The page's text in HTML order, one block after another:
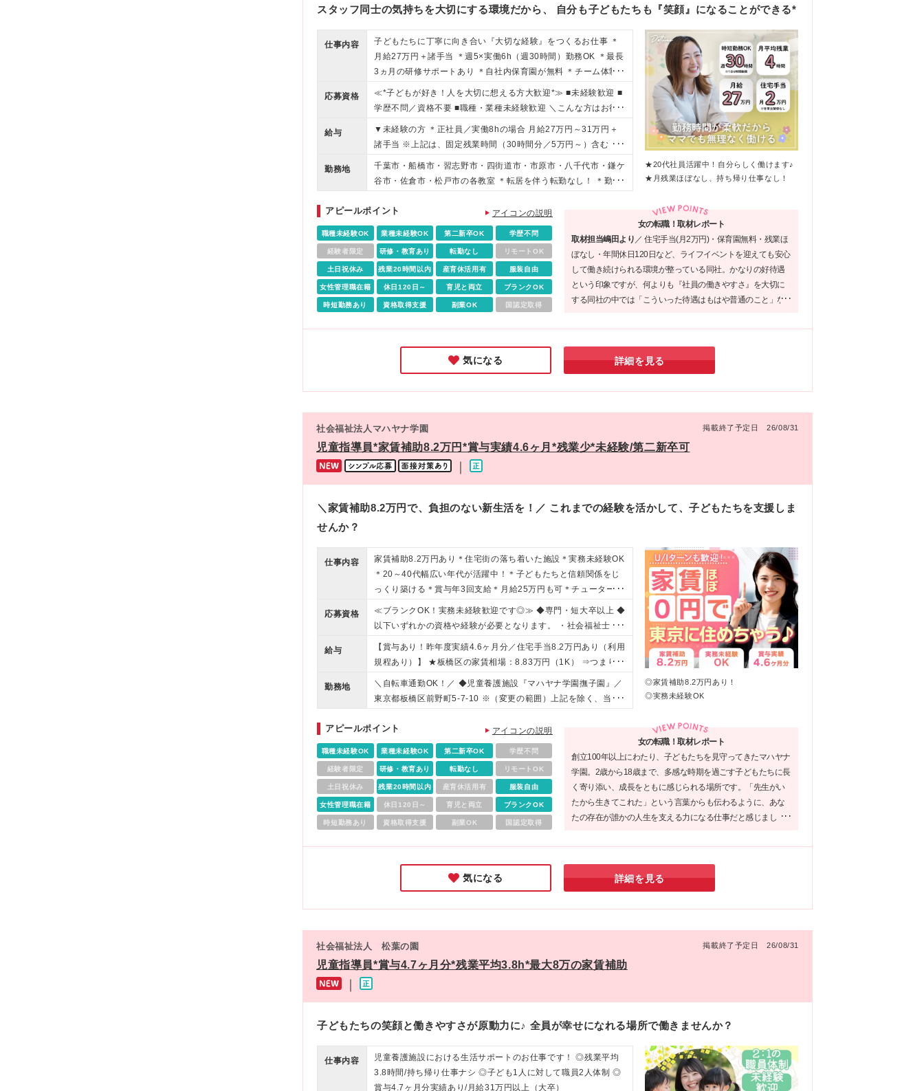
スタッフ同士の気持ちを大切にする環境だから、 自分も子どもたちも『笑顔』になることができる*
仕事内容
子どもたちに丁寧に向き合い『大切な経験』をつくるお仕事 ＊
月給27万円＋諸手当 ＊週5×実働6h（週30時間）勤務OK ＊最長
3ヵ月の研修サポートあり ＊自社内保育園が無料 ＊チーム体制
で休暇も取りやすい！
応募資格
≪*子どもが好き！人を大切に想える方大歓迎*≫ ■未経験歓迎 ■
学歴不問／資格不要 ■職種・業種未経験歓迎 ＼こんな方はお待
ちしています！／ ・家庭やプライベートの時間も大切にしたい
方 ・チームでなにかに取り組むことが好きな方 ・子供が好き
で、成長をサポートしたい方 ・身体を動かすことが好きな方 ・
前向きなコミュニケーションが得意な方
給与
▼未経験の方 ＊正社員／実働8hの場合 月給27万円～31万円＋
諸手当 ※上記は、固定残業時間（30時間分／5万円～）含む ※
固定残業代は残業がない場合も支給し、超過分は別途全額支給す
る ※試用期間:月給255,000円～(固定残業30時間分・4.7万円～)
＊正社員×時短勤務／実働6hの場合 月給18万2000円～20万9,50
0円＋諸手当 ※上記は、固定残業時間（10時間分／1.7万円～）
含む ※固定残業代は残業がない場合も支給し、超過分は別途全
額支給する ▼児童発達支援管理責任者採用の場合 月給35万円～
50万＋諸手当 ※上記は、固定残業時間（30時間分／6.4万円
～）含む ※固定残業代は残業がない場合も支給し、超過分は別
途全額支給する ※試用期間:月給336,000円～(固定残業30時間
分・6.2万円～) ▼教室長or教室長候補の場合 月給35.7万円～45
万円＋諸手当 ※上記は、固定残業時間（45時間分／9万円～）
6万円～) 【他手当】 ■住宅手当(月2万円) ■交通費支給（上限3万
円／月まで） ■役職手当（1万5000円～20万円／月） ■職能手当
勤務地
千葉市・船橋市・習志野市・四街道市・市原市・八千代市・鎌ケ
谷市・佐倉市・松戸市の各教室 ＊転居を伴う転勤なし！ ＊勤務
OK！駐車場を完備 【配属先】 ■千葉市中央区 └千葉中央、浜
野、蘇我、新千葉、都町、西千葉 ■千葉市若葉区 └小倉台、都
賀、千城台 ■千葉市稲毛区 └長沼原、小仲台 ■千葉市花見川区 └
花見川、新検見川、幕張 ■千葉市美浜区 └幸町、高浜、真砂 ■千
葉市緑区 └あすみが丘、おゆみ野 ■習志野市 └鷺沼、津田沼 ■四
街道市 └四街道 ■船橋市 └船橋浜町、船橋習志野、東船橋、船橋
法典、高根木戸、三咲 ■市原市 └市原八幡 ■八千代市 └勝田台 ■
6年9月新規OPEN施設＞ ※オープニングスタッフ募集中 ・
新松戸教室 └千葉県松戸市新松戸3-40 ・志津教室 └千葉県
佐倉市上志津1673-91 ・三咲教室 └千葉県船橋市三咲2-11-5
毛駅前教室 └千葉県千葉市稲毛区小仲台6-16-6 (変更の範囲)
★20代社員活躍中！自分らしく働けます♪
★月残業ほぼなし、持ち帰り仕事なし！
アピールポイント アイコンの説明
職種未経験OK 業種未経験OK 第二新卒OK 学歴不問
経験者限定 研修・教育あり 転勤なし リモートOK
土日祝休み 残業20時間以内 産育休活用有 服装自由
女性管理職在籍 休日120日～ 育児と両立 ブランクOK
時短勤務あり 資格取得支援 副業OK 国認定取得
女の転職！取材レポート
取材担当嶋田より ／ 住宅手当(月2万円)・保育園無料・残業ほ
ぼなし・年間休日120日など、ライフイベントを迎えても安心
して働き続けられる環境が整っている同社。かなりの好待遇
という印象ですが、何よりも『社員の働きやすさ』を大切に
する同社の中では「こういった待遇はもはや普通のこと」な
インタビューに応じてくださった社員の皆さんも朗らかな方
ばかりでした♪
気になる 詳細を見る
社会福祉法人マハヤナ学園 掲載終了予定日 26/08/31
児童指導員*家賃補助8.2万円*賞与実績4.6ヶ月*残業少*未経験/第二新卒可
＼家賃補助8.2万円で、負担のない新生活を！／ これまでの経験を活かして、子どもたちを支援しま
せんか？
仕事内容
家賃補助8.2万円あり＊住宅街の落ち着いた施設＊実務未経験OK
＊20～40代幅広い年代が活躍中！＊子どもたちと信頼関係をじ
っくり築ける＊賞与年3回支給＊月給25万円も可＊チューター制
度あり（1年間先輩がサポート）
応募資格
≪ブランクOK！実務未経験歓迎です◎≫ ◆専門・短大卒以上 ◆
以下いずれかの資格や経験が必要となります。 ・社会福祉士・
精神保健福祉士・保育士いずれかの資格をお持ちの方 ・社会福
祉学・心理学・教育学・社会学系の大学・大学院いずれか卒業者
・小・中・高のいずれかの教員免許をお持ちの方 ・児童福祉施
設での実務経験2年以上の方 ─＊こんな方にピッタリ＊─ ・子ど
もが好き！を活かしたい ・資格や経験を活かして働きたい ・働
給与
【賞与あり！昨年度実績4.6ヶ月分／住宅手当8.2万円あり（利用
規程あり）】 ★板橋区の家賃相場：8.83万円（1K） ⇒つまり…
自己負担ほぼゼロで1人暮らしができる！ ※引用元：https://ww
w.homes.co.jp/chintai/tokyo/itabashi-city/price/ --------- ◆大
卒：月給25万488円+各種手当+賞与年3回 ◆専門・短大卒：月
給23万4472円+各種手当+賞与年3回 ※給与は経験・スキルなど
を考慮のうえ決定します。 ※残業代は、別途支給いたします。
※試用期間6ヵ月あり。期間中の給与・待遇の差異はありませ
ん。
勤務地
＼自転車通勤OK！／ ◆児童養護施設『マハヤナ学園撫子園』／
東京都板橋区前野町5-7-10 ※（変更の範囲）上記を除く、当社
◎家賃補助8.2万円あり！
◎実務未経験OK
アピールポイント アイコンの説明
職種未経験OK 業種未経験OK 第二新卒OK 学歴不問
経験者限定 研修・教育あり 転勤なし リモートOK
土日祝休み 残業20時間以内 産育休活用有 服装自由
女性管理職在籍 休日120日～ 育児と両立 ブランクOK
時短勤務あり 資格取得支援 副業OK 国認定取得
女の転職！取材レポート
創立100年以上にわたり、子どもたちを見守ってきたマハヤナ
学園。2歳から18歳まで、多感な時期を過ごす子どもたちに長
く寄り添い、成長をともに感じられる場所です。「先生がい
たから生きてこれた」という言葉からも伝わるように、あな
たの存在が誰かの人生を支える力になる仕事だと感じまし
てもらいたい求人です。
気になる 詳細を見る
社会福祉法人 松葉の園 掲載終了予定日 26/08/31
児童指導員*賞与4.7ヶ月分*残業平均3.8h*最大8万の家賃補助
子どもたちの笑顔と働きやすさが原動力に♪ 全員が幸せになれる場所で働きませんか？
仕事内容
児童養護施設における生活サポートのお仕事です！ ◎残業平均
3.8時間/持ち帰り仕事ナシ ◎子ども1人に対して職員2人体制 ◎
賞与4.7ヶ月分実績あり/月給31万円以上（大卒）